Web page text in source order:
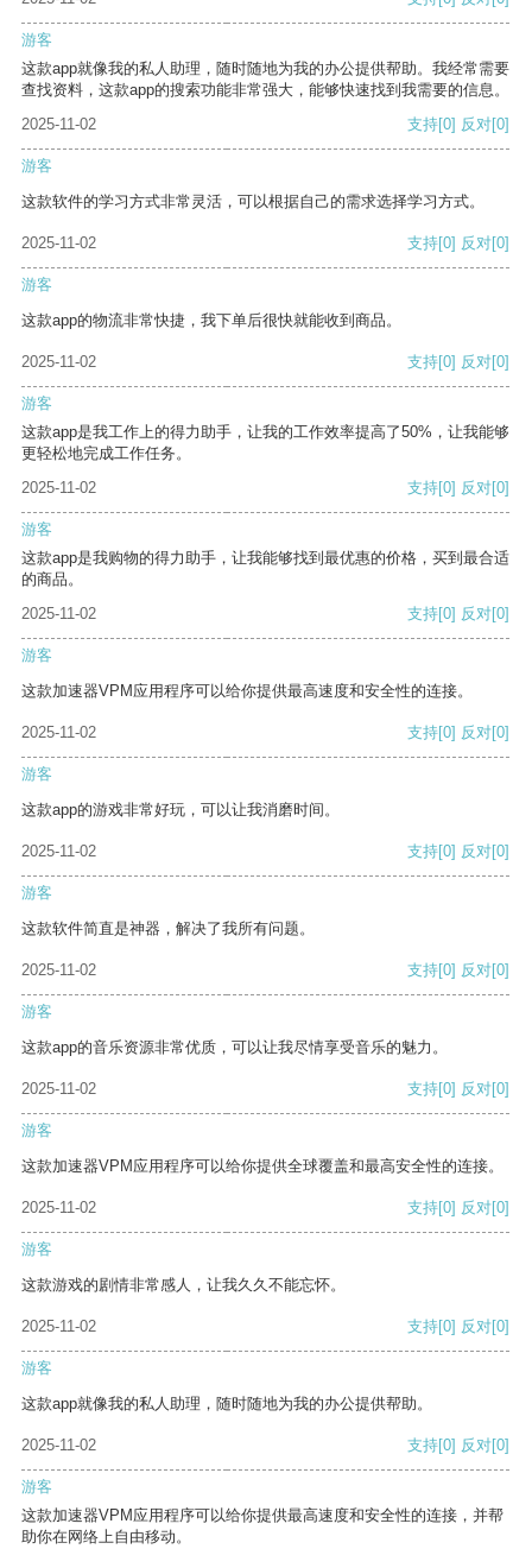
游客
这款app就像我的私人助理，随时随地为我的办公提供帮助。我经常需要
查找资料，这款app的搜索功能非常强大，能够快速找到我需要的信息。
2025-11-02
支持[0] 反对[0]
游客
这款软件的学习方式非常灵活，可以根据自己的需求选择学习方式。
2025-11-02 支持[0] 反对[0]
游客
这款app的物流非常快捷，我下单后很快就能收到商品。
2025-11-02 支持[0] 反对[0]
游客
这款app是我工作上的得力助手，让我的工作效率提高了50%，让我能够
更轻松地完成工作任务。
2025-11-02
支持[0] 反对[0]
游客
这款app是我购物的得力助手，让我能够找到最优惠的价格，买到最合适
的商品。
2025-11-02
支持[0] 反对[0]
游客
这款加速器VPM应用程序可以给你提供最高速度和安全性的连接。
2025-11-02 支持[0] 反对[0]
游客
这款app的游戏非常好玩，可以让我消磨时间。
2025-11-02 支持[0] 反对[0]
游客
这款软件简直是神器，解决了我所有问题。
2025-11-02 支持[0] 反对[0]
游客
这款app的音乐资源非常优质，可以让我尽情享受音乐的魅力。
2025-11-02 支持[0] 反对[0]
游客
这款加速器VPM应用程序可以给你提供全球覆盖和最高安全性的连接。
2025-11-02 支持[0] 反对[0]
游客
这款游戏的剧情非常感人，让我久久不能忘怀。
2025-11-02 支持[0] 反对[0]
游客
这款app就像我的私人助理，随时随地为我的办公提供帮助。
2025-11-02 支持[0] 反对[0]
游客
这款加速器VPM应用程序可以给你提供最高速度和安全性的连接，并帮
助你在网络上自由移动。